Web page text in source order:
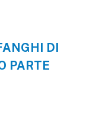
DI
PARTE